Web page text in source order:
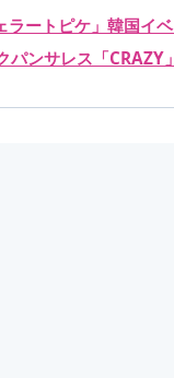
ートピケ」韓国イ
ンサレス「CRAZY